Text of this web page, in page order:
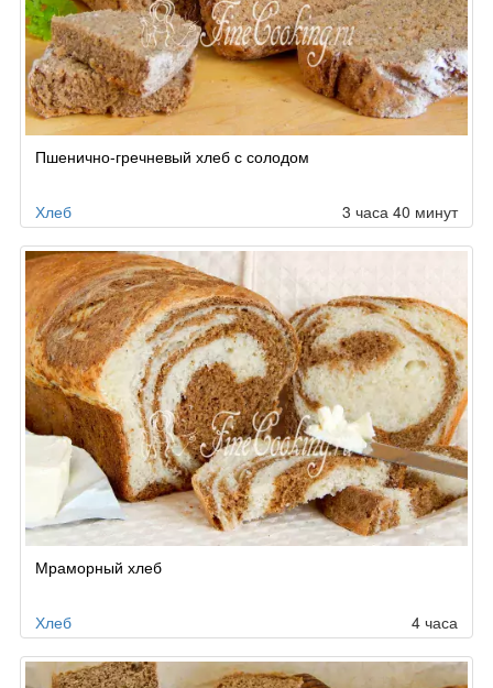
Пшенично-гречневый хлеб с солодом
Хлеб 3 часа 40 минут
Мраморный хлеб
Хлеб 4 часа